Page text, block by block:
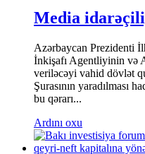
Media
Azərbaycan Prezidenti
İnkişafı Agentliyinin və
veriləcəyi vahid dövlət
Şurasının yaradılması
bu qərarı...
Ardını oxu